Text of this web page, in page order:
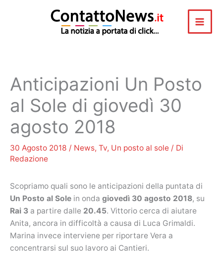
Anticipazioni Un Posto
al Sole di giovedì 30
agosto 2018
30 Agosto 2018 / News, Tv, Un posto al sole / Di
Redazione
Scopriamo quali sono le anticipazioni della puntata di
Un Posto al Sole in onda giovedì 30 agosto 2018, su
Rai 3 a partire dalle 20.45. Vittorio cerca di aiutare
Anita, ancora in difficoltà a causa di Luca Grimaldi.
Marina invece interviene per riportare Vera a
concentrarsi sul suo lavoro ai Cantieri.